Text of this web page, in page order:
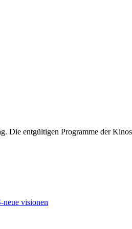
Die entgültigen Programme der